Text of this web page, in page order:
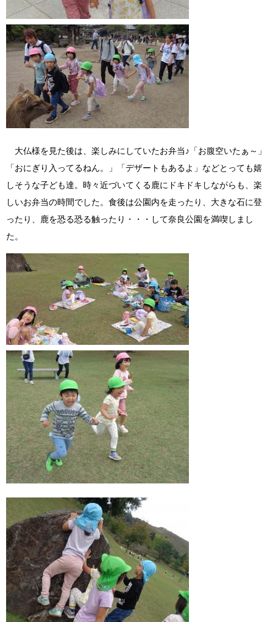
大仏様を見た後は、楽しみにしていたお弁当♪「お腹空いたぁ～」
「おにぎり入ってるねん。」「デザートもあるよ」などとっても嬉
しそうな子ども達。時々近づいてくる鹿にドキドキしながらも、楽
しいお弁当の時間でした。食後は公園内を走ったり、大きな石に登
ったり、鹿を恐る恐る触ったり・・・して奈良公園を満喫しまし
た。